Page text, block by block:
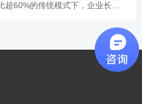
超60%的传统模式下，企业长期
导致切割误差、多工序流转造成的...